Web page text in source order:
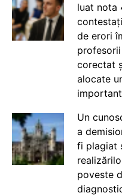
luat nota
de erori
corectat
alocate
important
Un
a
fi plagiat
poveste